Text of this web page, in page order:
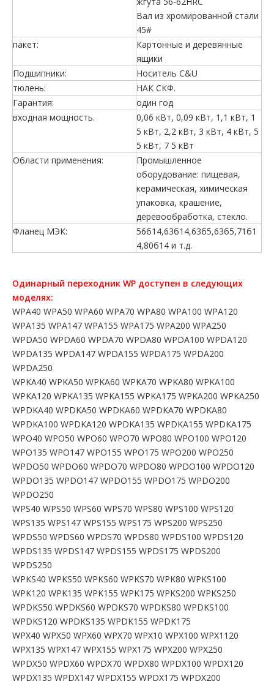
Вал из хромированной стали
45#
пакет:
Картонные и деревянные
ящики
Подшипники:
Носитель C&U
тюлень:
НАК СКФ.
Гарантия:
один год
входная мощность.
0,06 кВт, 0,09 кВт, 1,1 кВт, 1
5 кВт, 2,2 кВт, 3 кВт, 4 кВт, 5
5 кВт, 7 5 кВт
Области применения:
Промышленное
оборудование: пищевая,
керамическая, химическая
упаковка, крашение,
деревообработка, стекло.
Фланец МЭК:
56б14,63б14,63б5,63б5,71б1
4,80б14 и т.д.
Одинарный переходник WP доступен в следующих
моделях:
WPA40 WPA50 WPA60 WPA70 WPA80 WPA100 WPA120
WPA135 WPA147 WPA155 WPA175 WPA200 WPA250
WPDA50 WPDA60 WPDA70 WPDA80 WPDA100 WPDA120
WPDA135 WPDA147 WPDA155 WPDA175 WPDA200
WPDA250
WPKA40 WPKA50 WPKA60 WPKA70 WPKA80 WPKA100
WPKA120 WPKA135 WPKA155 WPKA175 WPKA200 WPKA250
WPDKA40 WPDKA50 WPDKA60 WPDKA70 WPDKA80
WPDKA100 WPDKA120 WPDKA135 WPDKA155 WPDKA175
WPO40 WPO50 WPO60 WPO70 WPO80 WPO100 WPO120
WPO135 WPO147 WPO155 WPO175 WPO200 WPO250
WPDO50 WPDO60 WPDO70 WPDO80 WPDO100 WPDO120
WPDO135 WPDO147 WPDO155 WPDO175 WPDO200
WPDO250
WPS40 WPS50 WPS60 WPS70 WPS80 WPS100 WPS120
WPS135 WPS147 WPS155 WPS175 WPS200 WPS250
WPDS50 WPDS60 WPDS70 WPDS80 WPDS100 WPDS120
WPDS135 WPDS147 WPDS155 WPDS175 WPDS200
WPDS250
WPKS40 WPKS50 WPKS60 WPKS70 WPK80 WPKS100
WPK120 WPK135 WPK155 WPK175 WPKS200 WPKS250
WPDKS50 WPDKS60 WPDKS70 WPDKS80 WPDKS100
WPDKS120 WPDKS135 WPDK155 WPDK175
WPX40 WPX50 WPX60 WPX70 WPX10 WPX100 WPX1120
WPX135 WPX147 WPX155 WPX175 WPX200 WPX250
WPDX50 WPDX60 WPDX70 WPDX80 WPDX100 WPDX120
WPDX135 WPDX147 WPDX155 WPDX175 WPDX200